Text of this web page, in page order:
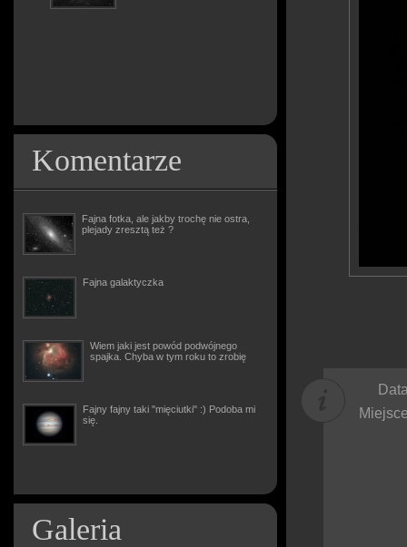
Komentarze
Fajna fotka, ale jakby trochę nie ostra,
plejady zresztą też ?
Fajna galaktyczka
Wiem jaki jest powód podwójnego
spajka. Chyba w tym roku to zrobię
Fajny fajny taki "mięciutki" :) Podoba mi
się.
Galeria